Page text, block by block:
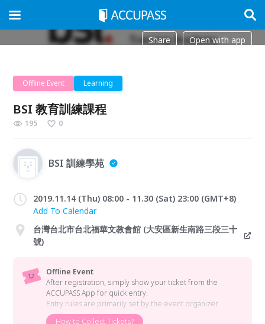
Share Open with app
Offline Event Learning
BSI 教育訓練課程
195 0
BSI 訓練學苑
2019.11.14 (Thu) 08:00 - 11.30 (Sat) 23:00 (GMT+8)
Add To Calendar
台灣台北市台北福華文教會館 (大安區新生南路三段三十
號)
Offline Event
After registration, simply show your ticket from the
ACCUPASS App for quick entry.
Entry rules are primarily set by the event organizer.
How to Collect Tickets?